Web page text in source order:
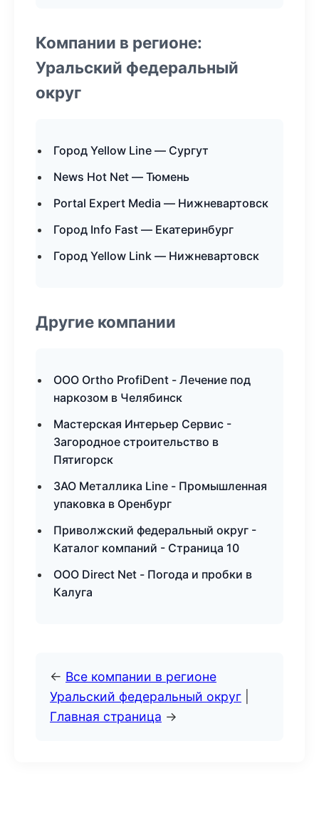
Компании в регионе:
Уральский федеральный
округ
Город Yellow Line — Сургут
News Hot Net — Тюмень
Portal Expert Media — Нижневартовск
Город Info Fast — Екатеринбург
Город Yellow Link — Нижневартовск
Другие компании
ООО Ortho ProfiDent - Лечение под
наркозом в Челябинск
Мастерская Интерьер Сервис -
Загородное строительство в
Пятигорск
ЗАО Металлика Line - Промышленная
упаковка в Оренбург
Приволжский федеральный округ -
Каталог компаний - Страница 10
ООО Direct Net - Погода и пробки в
Калуга
← Все компании в регионе
Уральский федеральный округ
Главная страница →